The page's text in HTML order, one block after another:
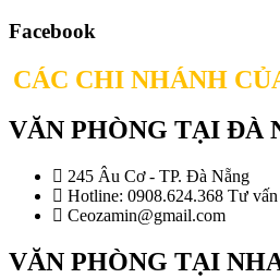
Facebook
CÁC CHI NHÁNH
VĂN PHÒNG TẠI ĐÀ
245 Âu Cơ - TP. Đà Nẵng
Hotline: 0908.624.368 Tư vấn
Ceozamin@gmail.com
VĂN PHÒNG TẠI